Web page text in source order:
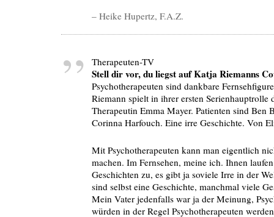
– Heike Hupertz, F.A.Z.
Therapeuten-TV
Stell dir vor, du liegst auf Katja Riemanns
Psychotherapeuten sind dankbare
Riemann spielt in ihrer ersten Serienhauptrolle
Therapeutin Emma Mayer. Patienten sind Ben
Corinna Harfouch. Eine irre Geschichte. Von
Mit Psychotherapeuten kann man eigentlich
machen. Im Fernsehen, meine ich. Ihnen
Geschichten zu, es gibt ja soviele Irre in der
sind selbst eine Geschichte, manchmal viele
Mein Vater jedenfalls war ja der Meinung,
würden in der Regel Psychotherapeuten